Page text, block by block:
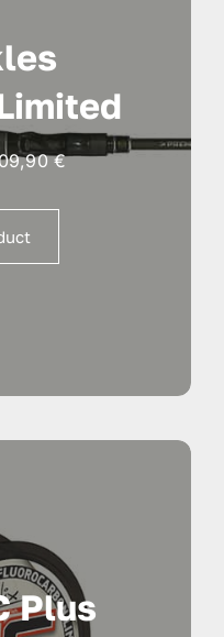
€Fascia
Plus